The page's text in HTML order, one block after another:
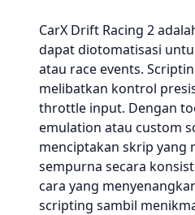
CarX Drift Racing 2
dapat diotomatisasi
atau race events.
melibatkan kontrol
throttle input. Dengan
emulation atau custom
menciptakan skrip yang
sempurna secara
cara yang
scripting sambil